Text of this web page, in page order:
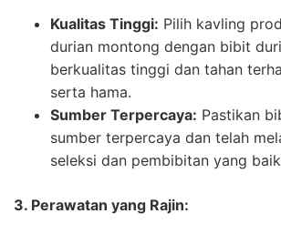
Kualitas Tinggi: Pilih kavling
durian montong dengan bibit
berkualitas tinggi dan tahan
serta hama.
Sumber Terpercaya: Pastikan
sumber terpercaya dan telah
seleksi dan pembibitan yang
3. Perawatan yang Rajin: